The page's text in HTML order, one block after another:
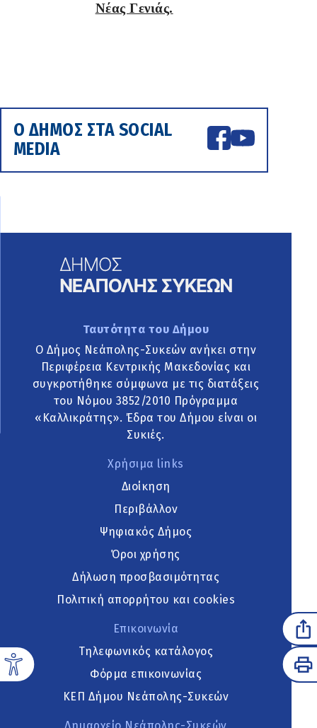
Νέας Γενιάς.
Ο ΔΗΜΟΣ ΣΤΑ SOCIAL
MEDIA
Ταυτότητα του Δήμου
Ο Δήμος Νεάπολης-Συκεών ανήκει στην
Περιφέρεια Κεντρικής Μακεδονίας και
συγκροτήθηκε σύμφωνα με τις διατάξεις
του Νόμου 3852/2010 Πρόγραμμα
«Καλλικράτης». Έδρα του Δήμου είναι οι
Συκιές.
Χρήσιμα links
Διοίκηση
Περιβάλλον
Ψηφιακός Δήμος
Όροι χρήσης
Δήλωση προσβασιμότητας
Πολιτική απορρήτου και cookies
Επικοινωνία
Τηλεφωνικός κατάλογος
Φόρμα επικοινωνίας
ΚΕΠ Δήμου Νεάπολης-Συκεών